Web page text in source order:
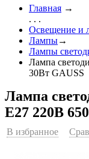
Главная →
. . .
Освещение и
Лампы→
Лампы
Лампа
30Вт GAUSS
Лампа
Е27 220В
В избранное